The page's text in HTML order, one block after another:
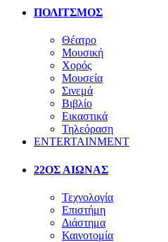
ΠΟΛΙΤΣΜΟΣ
Θέατρο
Μουσική
Χορός
Μουσεία
Σινεμά
Βιβλίο
Εικαστικά
Τηλεόραση
ENTERTAINMENT
22ΟΣ ΑΙΩΝΑΣ
Τεχνολογία
Επιστήμη
Διάστημα
Καινοτομία